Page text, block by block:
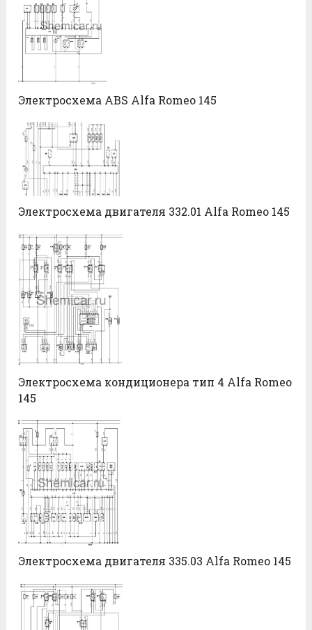
Электросхема ABS Alfa Romeo 145
Электросхема двигателя 332.01 Alfa Romeo 145
Электросхема кондиционера тип 4 Alfa Romeo
145
Электросхема двигателя 335.03 Alfa Romeo 145